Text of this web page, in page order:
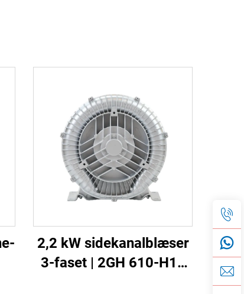
2,2 kW sidekanalblæser
3-faset | 2GH 610-H16